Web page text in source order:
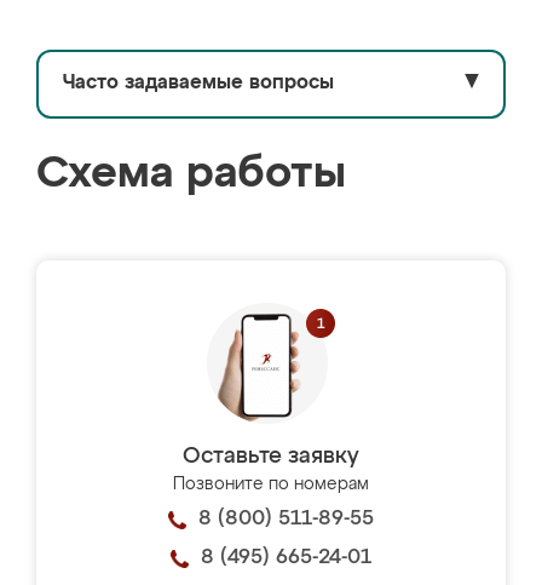
Часто задаваемые вопросы ▼
Схема работы
Оставьте заявку
Позвоните по номерам
8 (800) 511-89-55
8 (495) 665-24-01